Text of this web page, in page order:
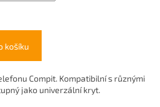
košíku
Compit. Kompatibilní s různými
jako univerzální kryt.